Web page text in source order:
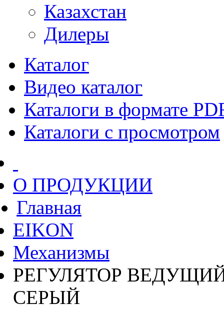
Казахстан
Дилеры
Каталог
Видео каталог
Каталоги в формате
Каталоги с просмотром
О ПРОДУКЦИИ
Главная
EIKON
Механизмы
РЕГУЛЯТОР
СЕРЫЙ